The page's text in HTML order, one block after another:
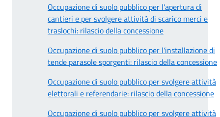
Occupazione di suolo pubblico per l'apertura di
cantieri e per svolgere attività di scarico merci e
traslochi: rilascio della concessione
Occupazione di suolo pubblico per l'installazione di
tende parasole sporgenti: rilascio della concessione
Occupazione di suolo pubblico per svolgere attività
elettorali e referendarie: rilascio della concessione
Occupazione di suolo pubblico per svolgere attività